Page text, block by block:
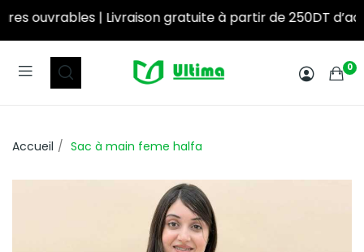
| Livraison gratuite à partir de 250DT d’achat!
0
Accueil Sac à main feme halfa